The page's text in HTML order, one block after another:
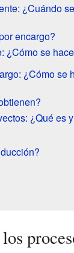
¿Cuándo
encargo?
¿Cómo se
¿Cómo se
¿Qué es